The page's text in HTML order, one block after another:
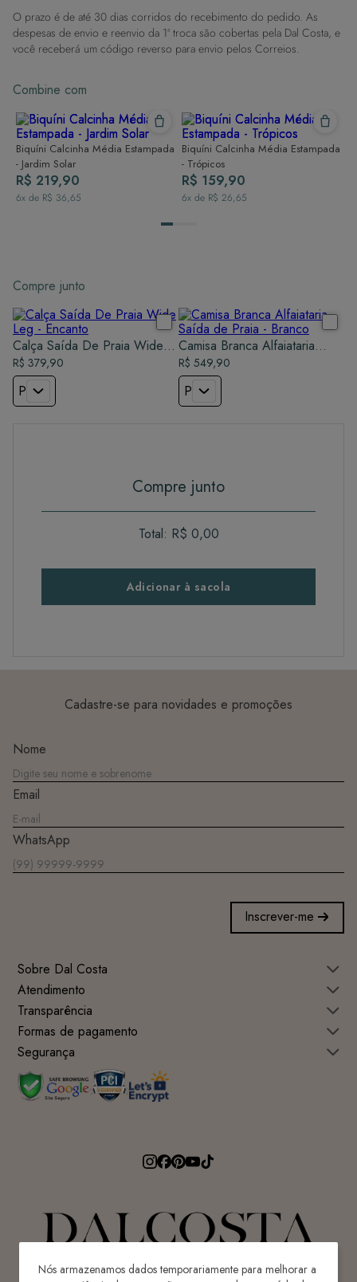
Nós armazenamos dados temporariamente para melhorar a
Dicas de Lavagem:
Lave rapidamente: Assim que possível, lave separado de outras peças.
À mão e com cuidado: Use água fria e sabão neutro, evitando máquina
Secagem ideal: Não deixe de molho nem guarde úmido. Seque à
Para cores vibrantes: Lave as peças antes do primeiro uso e siga as
dicas acima para manter as cores radiantes.
O prazo é de até 30 dias corridos do recebimento do pedido. As
despesas de envio e reenvio da 1ª troca são cobertas pela Dal Costa, e
você receberá um código reverso para envio pelos Correios.
Combine com
Biquíni Calcinha Média Estampada
- Jardim Solar
R$ 219,90
6x de R$ 36,65
Biquíni Calcinha Média Estampada
- Trópicos
R$ 159,90
6x de R$ 26,65
Compre junto
Calça Saída De Praia Wide
Leg - Encanto
R$ 379,90
P
Camisa Branca Alfaiataria
R$ 549,90
P
Compre junto
Total: R$ 0,00
Adicionar à sacola
Cadastre-se para novidades e promoções
Nome
Email
WhatsApp
Inscrever-me
Sobre Dal Costa
Atendimento
Transparência
Formas de pagamento
Segurança